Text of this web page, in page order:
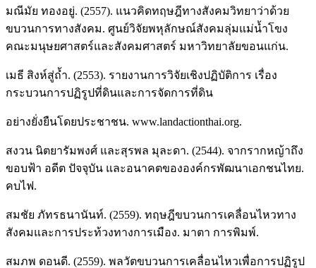
มณีมัย ทองอยู่. (2557). แนวคิดทฤษฎีทางสังคมวิทยาว่าด้วย
ขบวนการทางสังคม. ศูนย์วิจัยพหุลักษณ์สังคมลุ่มแม่น้ำโขง
คณะมนุษยศาสตร์และสังคมศาสตร์ มหาวิทยาลัยขอนแก่น.
เมธี สิงห์สู่ถ้ำ. (2553). รายงานการวิจัยเชิงปฏิบัติการ เรื่อง
กระบวนการปฏิรูปที่ดินและการจัดการที่ดิน
อย่างยั่งยืนโดยประชาชน. www.landactionthai.org.
สงวน นิตยารัมพงศ์ และสุรพล มุละดา. (2544). จากรากหญ้าถึง
ขอบฟ้า อดีต ปัจจุบัน และอนาคตขององค์กรพัฒนาเอกชนไทย.
คบไฟ.
สมชัย ภัทรธนานันท์. (2559). ทฤษฎีขบวนการเคลื่อนไหวทาง
สังคมและการประท้วงทางการเมือง. มาตา การพิมพ์.
สมภพ ดอนดี. (2559). พลวัตขบวนการเคลื่อนไหวเพื่อการปฏิรูป